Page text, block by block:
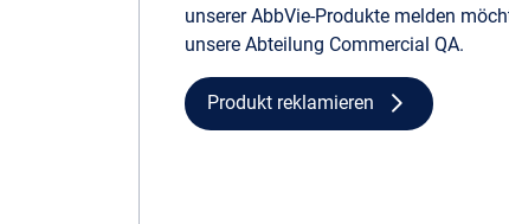
unserer AbbVie-Produkte melden
unsere Abteilung Commercial QA.
Produkt reklamieren